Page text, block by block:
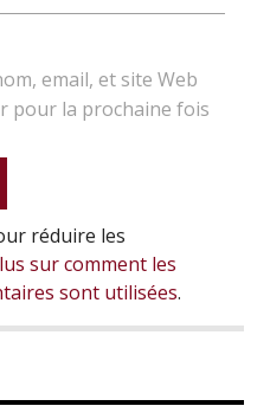
email, et site Web
pour la prochaine fois
réduire les
sur comment les
sont utilisées.